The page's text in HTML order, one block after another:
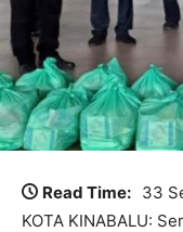
Read Time: 33
KOTA KINABALU: